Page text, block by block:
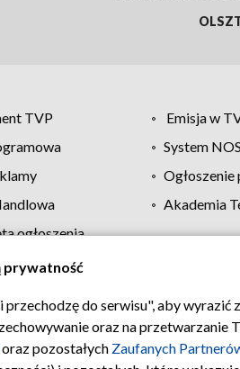
TVP Emisja w
System NOS
Akademia
ogłoszenia
Regulamin TVP
prywatność
do serwisu", aby
oraz na przetwarzanie
oraz pozostałych Zaufanych